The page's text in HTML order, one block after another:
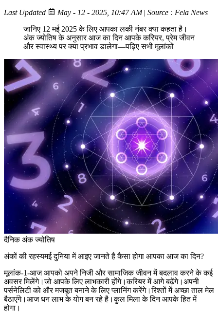
Last Updated May - 12 - 2025, 10:47 AM| Source : Fela News
जानिए 12 मई 2025 के लिए आपका लकी नंबर क्या कहता है।
अंक ज्योतिष के अनुसार आज का दिन आपके करियर, प्रेम जीवन
और स्वास्थ्य पर क्या प्रभाव डालेगा—पढ़िए सभी मूलांकों
दैनिक अंक ज्योतिष
अंकों की रहस्यमई दुनिया में आइए जानते है कैसा होगा आपका आज का दिन?
मूलांक-1-आज आपको अपने निजी और सामाजिक जीवन में बदलाव करने के कई
अवसर मिलेंगे।जो आपके लिए लाभकारी होंगे।करियर में आगे बढ़ेंगे।अपनी
पर्सनेलिटी को और मजबूत बनाने के लिए प्लानिंग करेंगे।रिश्तों में अच्छा ताल मेल
बैठाएंगे।आज धन लाभ के योग बन रहे है।कुल मिला के दिन आपके हित में
होगा।